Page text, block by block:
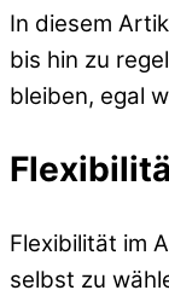
In diesem
bis hin zu
bleiben, egal
Flexibilität im
selbst zu